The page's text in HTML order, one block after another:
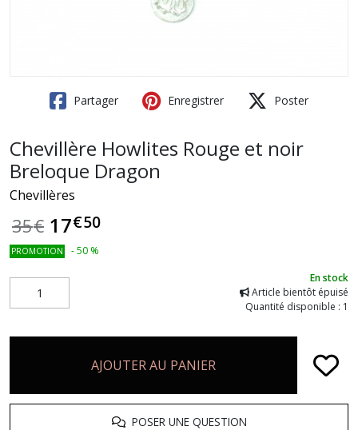
Partager Enregistrer Poster
Chevillère Howlites Rouge et noir
Breloque Dragon
Chevillères
35€ 17€50
PROMOTION -50 %
En stock
Article bientôt épuisé
Quantité disponible : 1
AJOUTER AU PANIER
POSER UNE QUESTION